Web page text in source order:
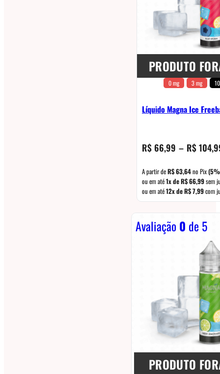
PRODUTO
0 mg 3 mg
Líquido Magna Ice
R$ 66,99 – R$
A partir deR$63,64no Pix
ou em até1x deR$66,99sem
ou em até12x deR$7,99com
Avaliação0 de 5
PRODUTO